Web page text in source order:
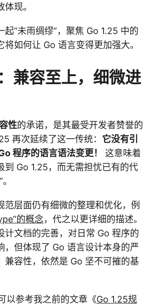
现。
起“未雨绸缪”，聚焦 Go 1.25 中的
如何让 Go 语言变得更加强大。
兼容至上，细微进
性的承诺，是其最受开发者赞誉的
再次延续了这一传统： 它没有引
程序的语言语法变更！
这意味着
到 Go 1.25，而无需担忧已有的代
范层面仍有细微的整理和优化，例
的概念，代之以更详细的描述。
计文档的完善，对日常 Go 程序的
，但体现了 Go 语言设计本身的严
兼容性，依然是 Go 坚不可摧的基
以参考我之前的文章《Go 1.25规